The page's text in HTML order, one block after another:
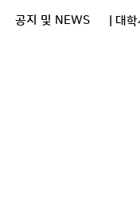
공지 및 NEWS | 대